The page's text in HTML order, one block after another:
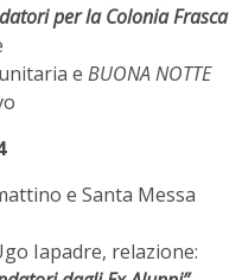
per la Colonia Frasca
e BUONA NOTTE
e Santa Messa
Iapadre, relazione: